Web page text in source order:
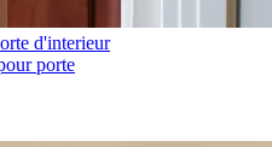
d'interieur
porte